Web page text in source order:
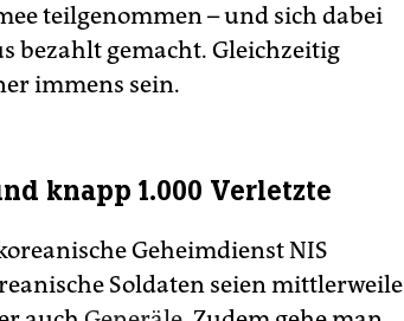
teilgenommen – und sich dabei
bezahlt gemacht. Gleichzeitig
immens sein.
knapp 1.000 Verletzte
Geheimdienst NIS
Soldaten seien mittlerweile